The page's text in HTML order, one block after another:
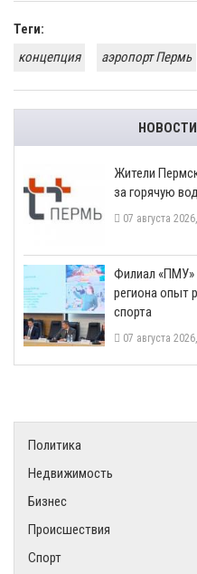
Теги:
концепция
аэропорт Пермь
​Жители
за горячую
07 августа
​Филиал «ПМУ»
региона опыт
спорта
07 августа
Политика
Недвижимость
Бизнес
Происшествия
Спорт